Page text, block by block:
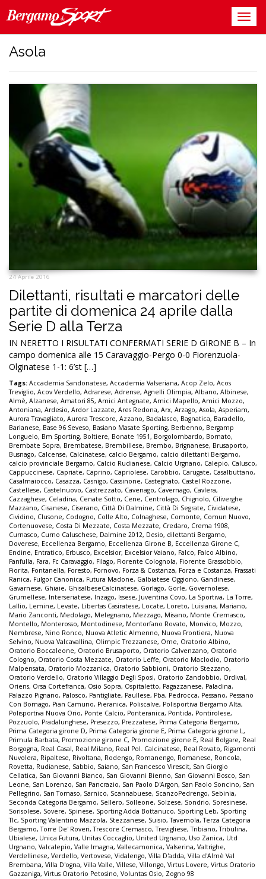
Asola
24 Aprile 2016
Dilettanti, risultati e marcatori delle
partite di domenica 24 aprile dalla
Serie D alla Terza
IN NERETTO I RISULTATI CONFERMATI SERIE D GIRONE B – In
campo domenica alle 15 Caravaggio-Pergo 0-0 Fiorenzuola-
Olginatese 1-1: 6’st […]
Tags: Accademia Sandonatese, Accademia Valseriana, Acop Zelo, Acos
Treviglio, Acov Verdello, Adrarese, Adrense, Agnelli Olimpia, Albano, Albinese,
Almè, Alzanese, Amatori 85, Amici Antegnate, Amici Mapello, Amici Mozzo,
Antoniana, Ardesio, Ardor Lazzate, Ares Redona, Arx, Arzago, Asola, Asperiam,
Aurora Travagliato, Aurora Trescore, Azzano, Badalasco, Bagnatica, Baradello,
Barianese, Base 96 Seveso, Basiano Masate Sporting, Berbenno, Bergamp
Longuelo, Bm Sporting, Boltiere, Bonate 1951, Borgolombardo, Bornato,
Brembate Sopra, Brembatese, Brembillese, Brembo, Brignanese, Brusaporto,
Busnago, Calcense, Calcinatese, calcio Bergamo, calcio dilettanti Bergamo,
calcio provinciale Bergamo, Calcio Rudianese, Calcio Urgnano, Calepio, Calusco,
Cappuccinese, Capriate, Caprino, Capriolese, Carobbio, Carugate, Casalbuttano,
Casalmaiocco, Casazza, Casnigo, Cassinone, Castegnato, Castel Rozzone,
Castellese, Castelnuovo, Castrezzato, Cavenago, Cavernago, Cavlera,
Cazzaghese, Celadina, Cenate Sotto, Cene, Centrolago, Chignolo, Ciliverghe
Mazzano, Cisanese, Ciserano, Città Di Dalmine, Città Di Segrate, Cividatese,
Cividino, Clusone, Codogno, Colle Alto, Colnaghese, Comonte, Comun Nuovo,
Cortenuovese, Costa Di Mezzate, Costa Mezzate, Credaro, Crema 1908,
Curnasco, Curno Caluschese, Dalmine 2012, Desio, dilettanti Bergamo,
Doverese, Eccellenza Bergamo, Eccellenza Girone B, Eccellenza Girone C,
Endine, Entratico, Erbusco, Excelsior, Excelsior Vaiano, Falco, Falco Albino,
Fanfulla, Fara, Fc Caravaggio, Filago, Fiorente Colognola, Fiorente Grassobbio,
Fiorita, Fontanella, Foresto, Fornovo, Forza & Costanza, Forza e Costanza, Frassati
Ranica, Fulgor Canonica, Futura Madone, Galbiatese Oggiono, Gandinese,
Gavarnese, Ghiaie, GhisalbeseCalcinatese, Gorlago, Gorle, Governolese,
Grumellese, Interseriatese, Inzago, Issese, Juventina Covo, La Sportiva, La Torre,
Lallio, Lemine, Levate, Libertas Casiratese, Locate, Loreto, Luisiana, Mariano,
Mario Zanconti, Medolago, Melegnano, Mezzago, Misano, Monte Cremasco,
Montello, Monterosso, Montodinese, Montorfano Rovato, Monvico, Mozzo,
Nembrese, Nino Ronco, Nuova Atletic Almenno, Nuova Frontiera, Nuova
Selvino, Nuova Valcavallina, Olimpic Trezzanese, Ome, Oratorio Albino,
Oratorio Boccaleone, Oratorio Brusaporto, Oratorio Calvenzano, Oratorio
Cologno, Oratorio Costa Mezzate, Oratorio Leffe, Oratorio Maclodio, Oratorio
Malpensata, Oratorio Mozzanica, Oratorio Sabbioni, Oratorio Stezzano,
Oratorio Verdello, Oratorio Villaggio Degli Sposi, Oratorio Zandobbio, Ordival,
Oriens, Orsa Cortefranca, Osio Sopra, Ospitaletto, Pagazzanese, Paladina,
Palazzo Pignano, Palosco, Pantigliate, Paullese, Pba, Pedrocca, Pessano, Pessano
Con Bornago, Pian Camuno, Pieranica, Poliscalve, Polisportiva Bergamo Alta,
Polisportiva Nuova Orio, Ponte Calcio, Ponteranica, Pontida, Pontirolese,
Pozzuolo, Pradalunghese, Presezzo, Prezzatese, Prima Categoria Bergamo,
Prima Categoria girone D, Prima Categoria girone E, Prima Categoria girone L,
Primula Barbata, Promozione girone C, Promozione girone E, Real Bolgare, Real
Borgogna, Real Casal, Real Milano, Real Pol. Calcinatese, Real Rovato, Rigamonti
Nuvolera, Ripaltese, Rivoltana, Rodengo, Romanengo, Romanese, Roncola,
Rovetta, Rudianese, Sabbio, Saiano, San Francesco Virescit, San Giorgio
Cellatica, San Giovanni Bianco, San Giovanni Bienno, San Giovanni Bosco, San
Leone, San Lorenzo, San Pancrazio, San Paolo D'Argon, San Paolo Soncino, San
Pellegrino, San Tomaso, Sarnico, Scannabuese, ScanzoPedrengo, Sebinia,
Seconda Categoria Bergamo, Sellero, Solleone, Solzese, Sondrio, Soresinese,
Sorisolese, Sovere, Spinese, Sporting Adda Bottanuco, Sporting Leb, Sporting
Tlc, Sporting Valentino Mazzola, Stezzanese, Suisio,Tavernola,Terza Categoria
Bergamo,Torre De' Roveri,Trescore Cremasco,Trevigliese,Tribiano,Tribulina,
Ubialese, Unica Futura, Unitas Coccaglio, United Urgnano, Uso Zanica, Utd
Urgnano, Valcalepio, Valle Imagna, Vallecamonica, Valserina, Valtrighe,
Verdellinese, Verdello, Vertovese, Vidalengo, Villa D'adda, Villa d'Almè Val
Brembana, Villa D'ogna, Villa Valle, Villese, Villongo, Virtus Lovere, Virtus Oratorio
Gazzaniga, Virtus Oratorio Petosino, Voluntas Osio, Zogno 98